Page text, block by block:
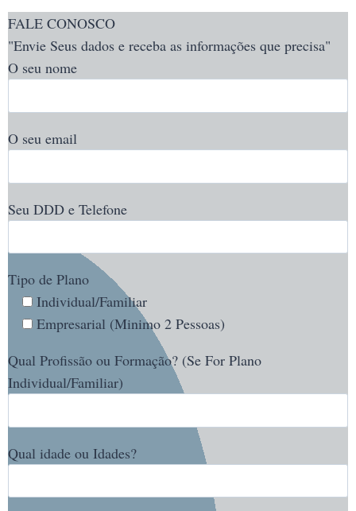
FALE CONOSCO
"Envie Seus dados e receba as informações que precisa"
O seu nome
O seu email
Seu DDD e Telefone
Tipo de Plano
Individual/Familiar
Empresarial (Minimo 2 Pessoas)
Qual Profissão ou Formação? (Se For Plano
Individual/Familiar)
Qual idade ou Idades?